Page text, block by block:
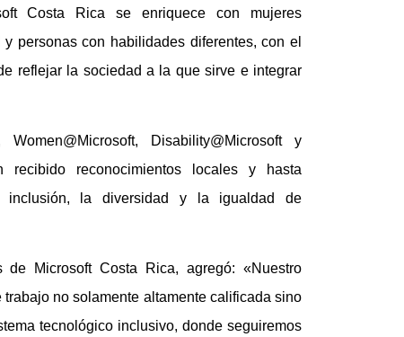
Costa Rica se enriquece con mujeres
personas con habilidades diferentes, con el
reflejar la sociedad a la que sirve e integrar
Disability@Microsoft y
recibido reconocimientos locales y hasta
la diversidad y la igualdad de
de Microsoft Costa Rica, agregó: «Nuestro
no solamente altamente calificada sino
tecnológico inclusivo, donde seguiremos